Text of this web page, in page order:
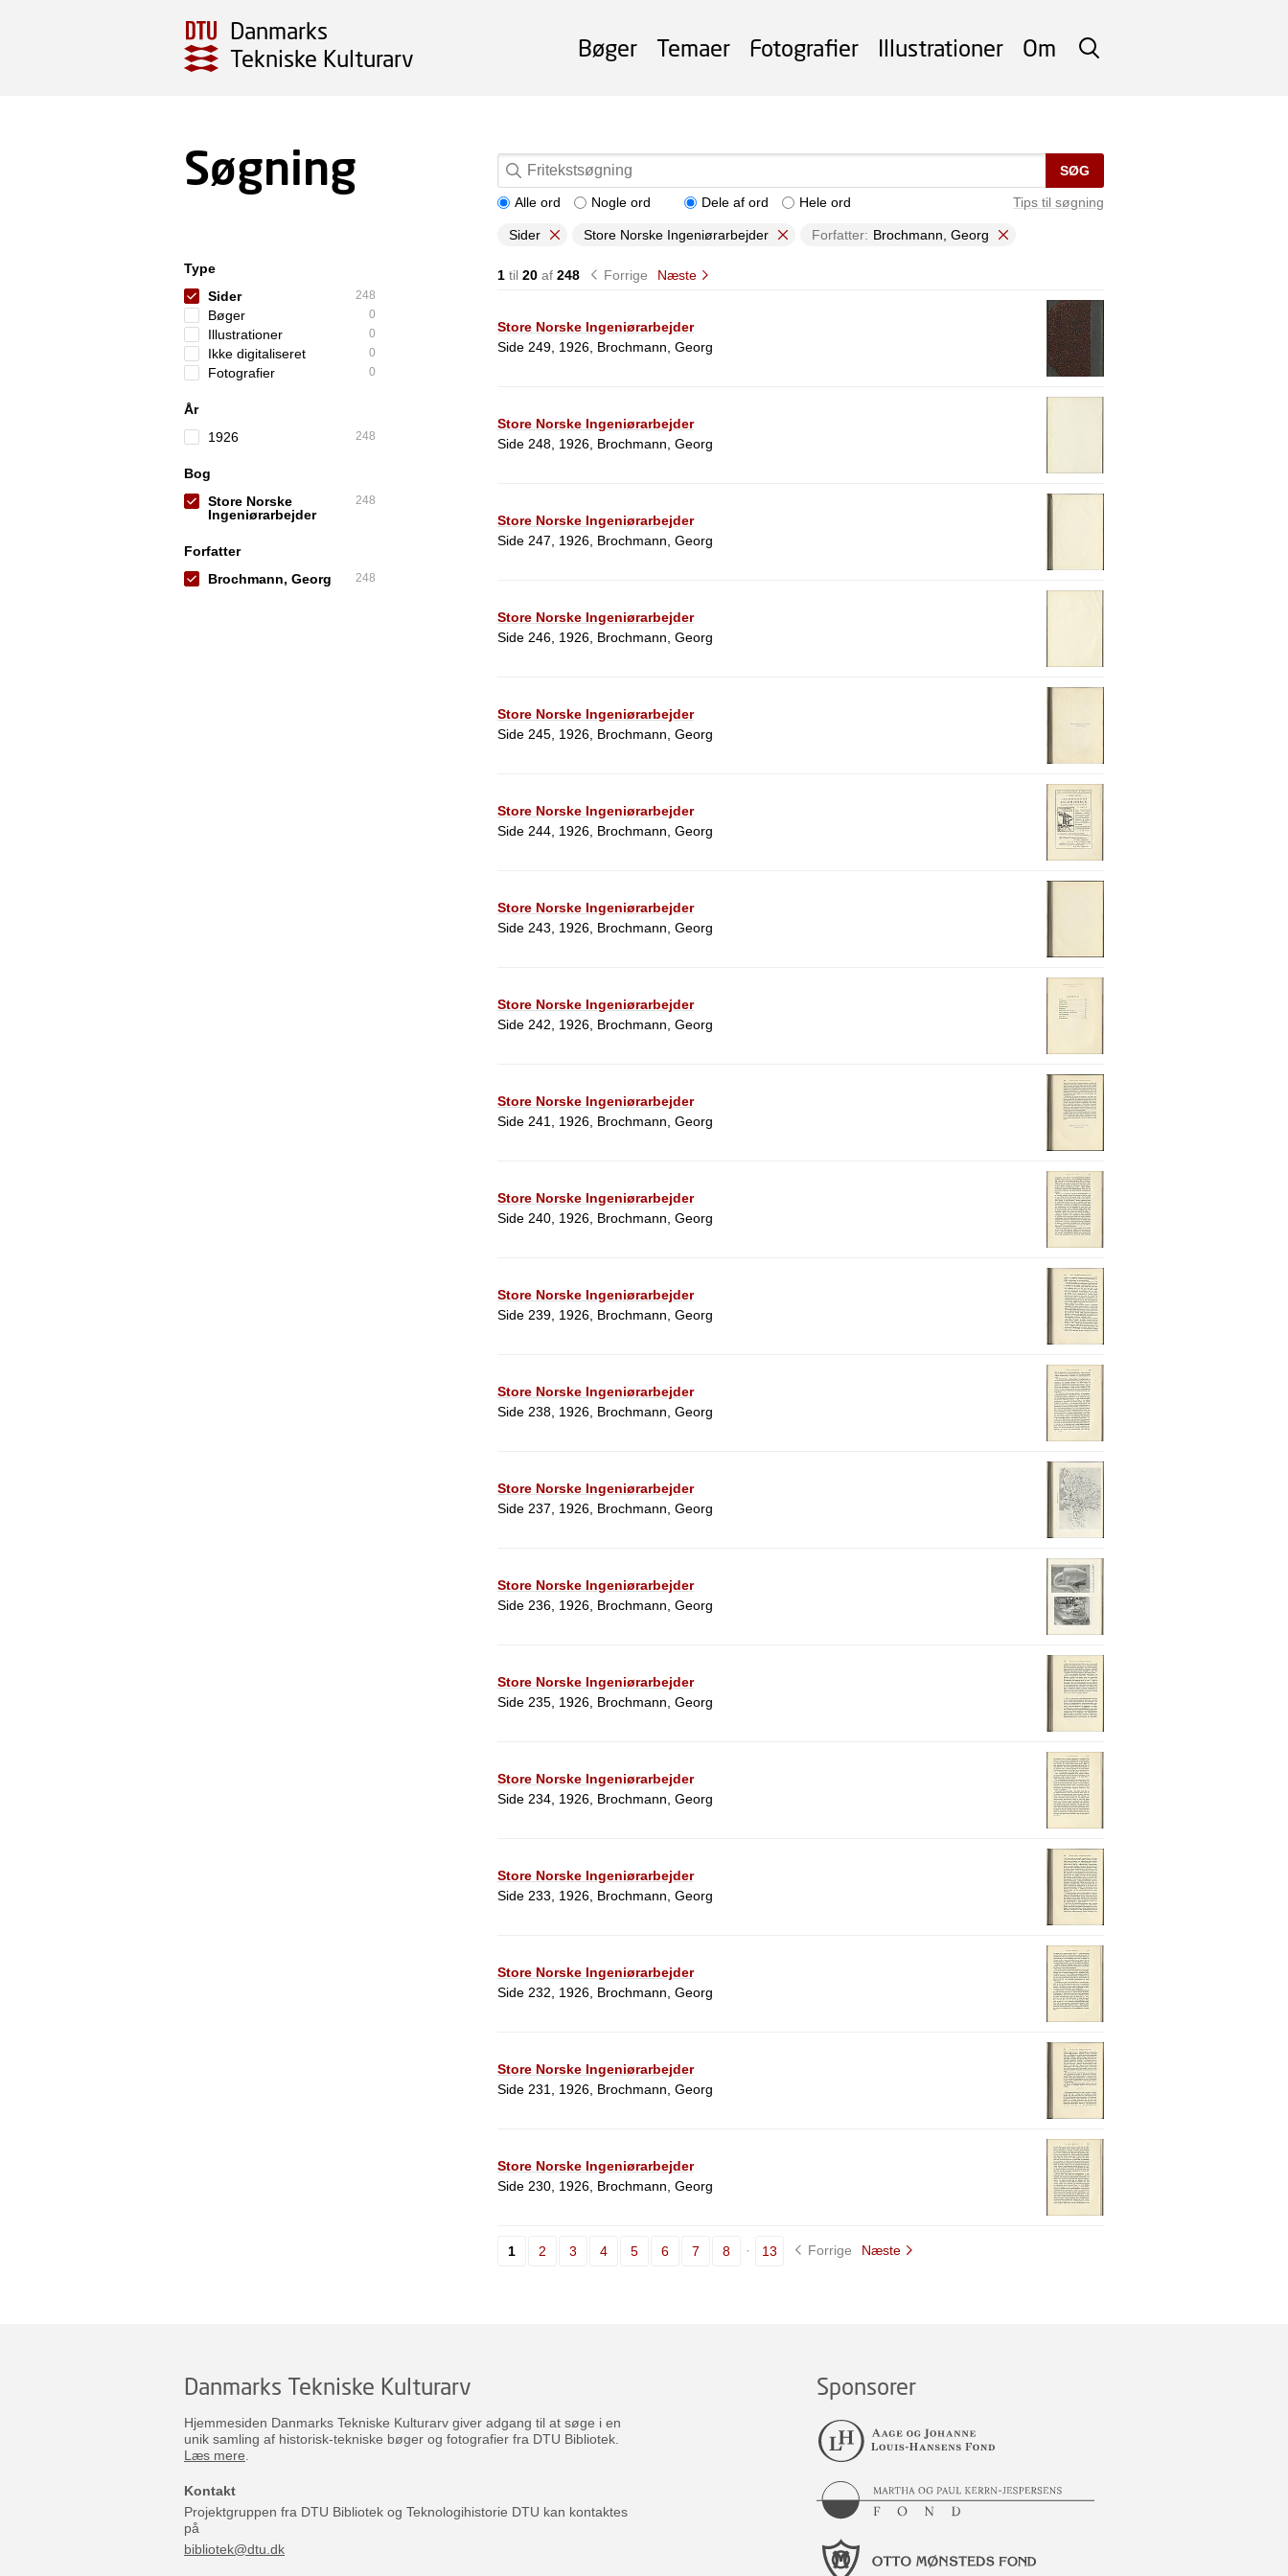
Danmarks
Tekniske Kulturarv
SØG
Bøger Temaer Fotografier Illustrationer Om
Søgning SØG
Tips til søgning
Alle ord Nogle ord Dele af ord Hele ord
Sider Store Norske Ingeniørarbejder Forfatter: Brochmann, Georg
Type
Sider
248
Bøger 0
Illustrationer 0
Ikke digitaliseret 0
Fotografier 0
År
1926
248
Bog
Store Norske
Ingeniørarbejder
248
Forfatter
Brochmann, Georg
248
1til 20af 248 Forrige Næste
Store Norske Ingeniørarbejder
Side 249, 1926, Brochmann, Georg
Store Norske Ingeniørarbejder
Side 248, 1926, Brochmann, Georg
Store Norske Ingeniørarbejder
Side 247, 1926, Brochmann, Georg
Store Norske Ingeniørarbejder
Side 246, 1926, Brochmann, Georg
Store Norske Ingeniørarbejder
Side 245, 1926, Brochmann, Georg
Store Norske Ingeniørarbejder
Side 244, 1926, Brochmann, Georg
Store Norske Ingeniørarbejder
Side 243, 1926, Brochmann, Georg
Store Norske Ingeniørarbejder
Side 242, 1926, Brochmann, Georg
Store Norske Ingeniørarbejder
Side 241, 1926, Brochmann, Georg
Store Norske Ingeniørarbejder
Side 240, 1926, Brochmann, Georg
Store Norske Ingeniørarbejder
Side 239, 1926, Brochmann, Georg
Store Norske Ingeniørarbejder
Side 238, 1926, Brochmann, Georg
Store Norske Ingeniørarbejder
Side 237, 1926, Brochmann, Georg
Store Norske Ingeniørarbejder
Side 236, 1926, Brochmann, Georg
Store Norske Ingeniørarbejder
Side 235, 1926, Brochmann, Georg
Store Norske Ingeniørarbejder
Side 234, 1926, Brochmann, Georg
Store Norske Ingeniørarbejder
Side 233, 1926, Brochmann, Georg
Store Norske Ingeniørarbejder
Side 232, 1926, Brochmann, Georg
Store Norske Ingeniørarbejder
Side 231, 1926, Brochmann, Georg
Store Norske Ingeniørarbejder
Side 230, 1926, Brochmann, Georg
1 2 3 4 5 6 7 8 13 Forrige Næste
Danmarks Tekniske Kulturarv
Hjemmesiden Danmarks Tekniske Kulturarv giver adgang til at søge i en
unik samling af historisk-tekniske bøger og fotografier fra DTU Bibliotek.
Læs mere
Kontakt
Projektgruppen fra DTU Bibliotek og Teknologihistorie DTU kan kontaktes
på
bibliotek@dtu.dk
Sponsorer